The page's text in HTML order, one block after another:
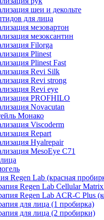
шеи и декольте
для лица
мезовартон
мезоксантин
Filorga
Plinest
Plinest Fast
Revi Silk
Revi strong
Revi eye
PROFHILO
Novacutan
Монако
Viscoderm
Repart
Hyalrepair
MesoEye C71
Regen Lab (красная
Regen Lab Cellular
Regen Lab ACR-C Plus
для лица (1 пробирка)
для лица (2 пробирки)